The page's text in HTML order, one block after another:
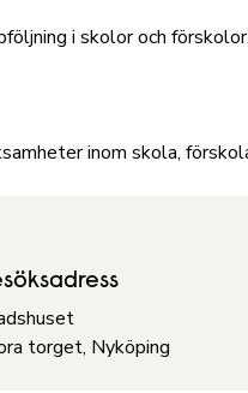
i skolor och förskolor.
inom skola,
torget, Nyköping